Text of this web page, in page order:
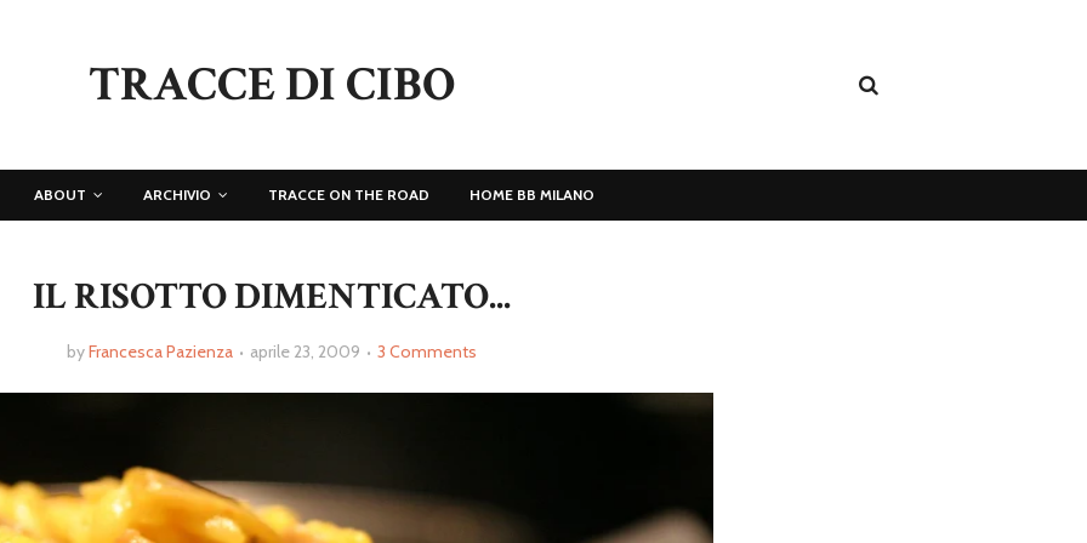
TRACCE DI CIBO
ABOUT ARCHIVIO TRACCE ON THE ROAD HOME BB MILANO
IL RISOTTO DIMENTICATO...
byFrancesca Pazienza aprile 23, 2009 3 Comments